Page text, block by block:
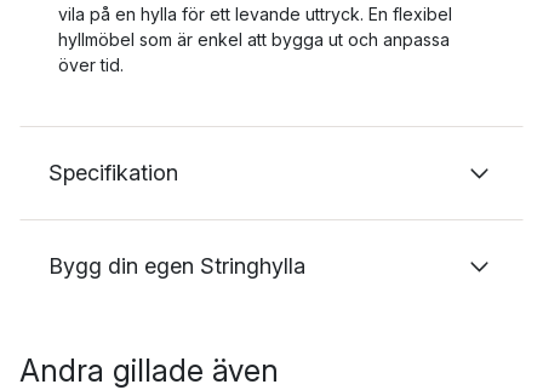
vila på en hylla för ett levande uttryck. En flexibel
hyllmöbel som är enkel att bygga ut och anpassa
över tid.
Specifikation
Bygg din egen Stringhylla
Andra gillade även